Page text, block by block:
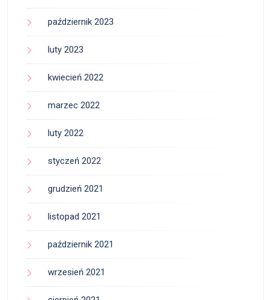
październik 2023
luty 2023
kwiecień 2022
marzec 2022
luty 2022
styczeń 2022
grudzień 2021
listopad 2021
październik 2021
wrzesień 2021